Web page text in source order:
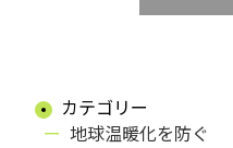
カテゴリー
地球温暖化を防ぐ